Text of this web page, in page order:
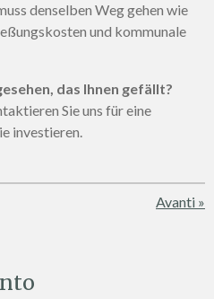
denselben Weg gehen wie
und kommunale
das Ihnen gefällt?
Sie uns für eine
investieren.
Avanti »